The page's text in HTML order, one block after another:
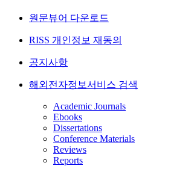
원문뷰어 다운로드
RISS 개인정보 재동의
공지사항
해외전자정보서비스 검색
Academic Journals
Ebooks
Dissertations
Conference Materials
Reviews
Reports